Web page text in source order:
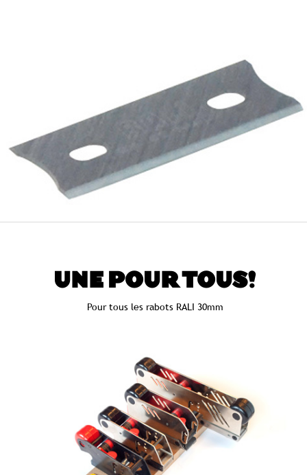
UNE POUR TOUS!
Pour tous les rabots RALI 30mm